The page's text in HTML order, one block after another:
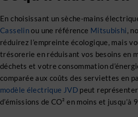
En choisissant un sèche-mains
Casselinou une référence Mitsubishi,
réduirez l’empreinte écologique, mais
trésorerie en réduisant vos besoins en
déchets et votre consommation
comparée aux coûts des serviettes en
modèle électrique JVDpeut représenter
d’émissions de CO² en moins et jusqu’à